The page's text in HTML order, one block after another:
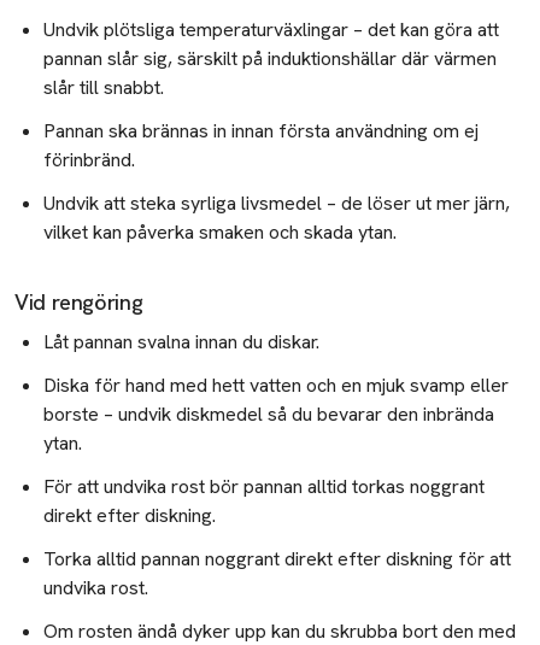
Undvik plötsliga temperaturväxlingar – det kan göra att
pannan slår sig, särskilt på induktionshällar där värmen
slår till snabbt.
Pannan ska brännas in innan första användning om ej
förinbränd.
Undvik att steka syrliga livsmedel – de löser ut mer järn,
vilket kan påverka smaken och skada ytan.
Vid rengöring
Låt pannan svalna innan du diskar.
Diska för hand med hett vatten och en mjuk svamp eller
borste – undvik diskmedel så du bevarar den inbrända
ytan.
För att undvika rost bör pannan alltid torkas noggrant
direkt efter diskning.
Torka alltid pannan noggrant direkt efter diskning för att
undvika rost.
Om rosten ändå dyker upp kan du skrubba bort den med